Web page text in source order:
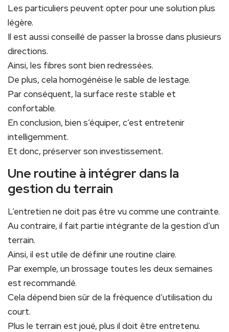
Les particuliers peuvent opter pour une solution plus
légère.
Il est aussi conseillé de passer la brosse dans plusieurs
directions.
Ainsi, les fibres sont bien redressées.
De plus, cela homogénéise le sable de lestage.
Par conséquent, la surface reste stable et
confortable.
En conclusion, bien s’équiper, c’est entretenir
intelligemment.
Et donc, préserver son investissement.
Une routine à intégrer dans la
gestion du terrain
L’entretien ne doit pas être vu comme une contrainte.
Au contraire, il fait partie intégrante de la gestion d’un
terrain.
Ainsi, il est utile de définir une routine claire.
Par exemple, un brossage toutes les deux semaines
est recommandé.
Cela dépend bien sûr de la fréquence d’utilisation du
court.
Plus le terrain est joué, plus il doit être entretenu.